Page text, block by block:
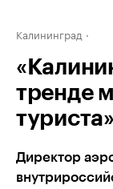
Калининград
тренде
туриста»
Директор